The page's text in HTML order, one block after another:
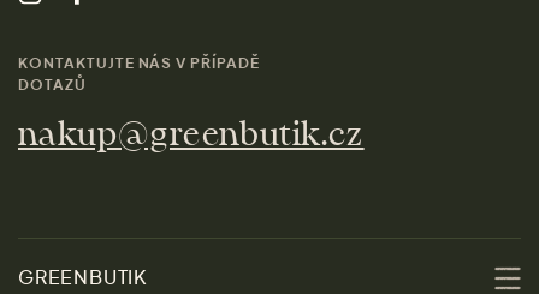
KONTAKTUJTE NÁS V PŘÍPADĚ
DOTAZŮ
nakup@greenbutik.cz
GREENBUTIK